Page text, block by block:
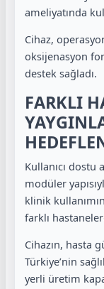
ameliyatında
Cihaz,
oksijenasyon
destek sağladı.
FARKLI
Kullanıcı
modüler
klinik
farklı
Cihazın, hasta
Türkiye’nin
yerli üretim